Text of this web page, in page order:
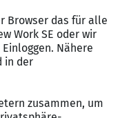
sowie sichere
großem